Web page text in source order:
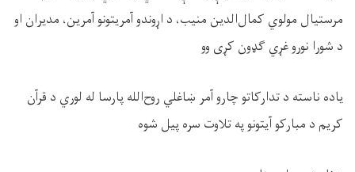
مرستیال مولوي کمال‌الدین منیب، د اړوندو آمریتونو آمرین، مدیران او
د شورا نورو غړي ګډون کړی وو
یاده ناسته د تدارکاتو چارو آمر ښاغلي روح‌الله پارسا له لوري د قرآن
کریم د مبارکو آیتونو په تلاوت سره پيل شوه